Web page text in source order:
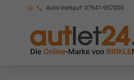
Auto-Verkauf: 07641-957000